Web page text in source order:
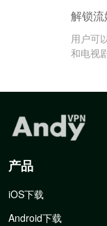
解锁
用户可
和电视
产品
iOS下载
Android下载